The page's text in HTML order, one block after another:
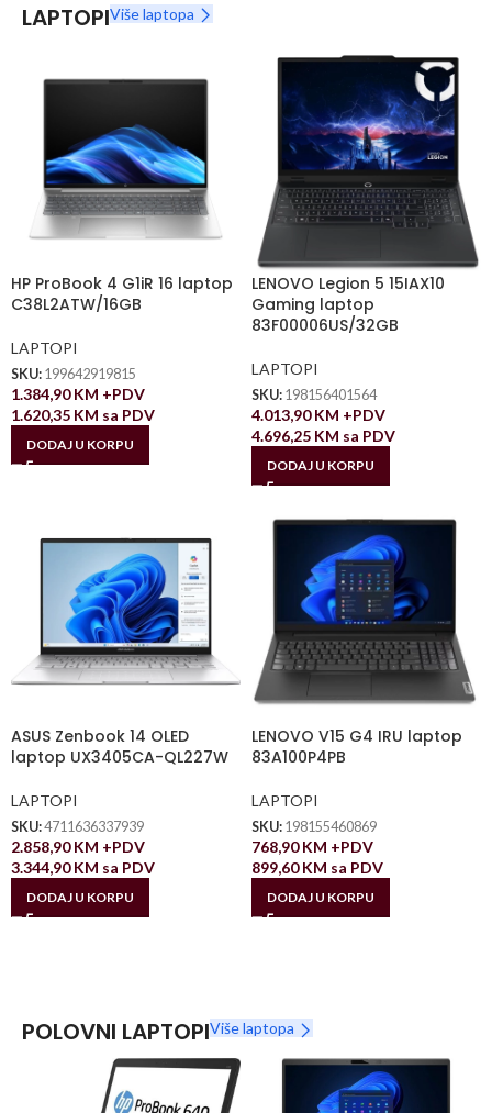
LAPTOPIViše laptopa
HP ProBook 4 G1iR 16 laptop
C38L2ATW/16GB
LAPTOPI
SKU: 199642919815
1.384,90KM +PDV
1.620,35 KM sa PDV
DODAJ U KORPU
LENOVO Legion 5 15IAX10
Gaming laptop
83F00006US/32GB
LAPTOPI
SKU: 198156401564
4.013,90KM +PDV
4.696,25 KM sa PDV
DODAJ U KORPU
ASUS Zenbook 14 OLED
laptop UX3405CA-QL227W
LAPTOPI
SKU:4711636337939
2.858,90KM +PDV
3.344,90KM sa PDV
DODAJ U KORPU
LENOVO V15 G4 IRU laptop
83A100P4PB
LAPTOPI
SKU: 198155460869
768,90KM +PDV
899,60KM sa PDV
DODAJ U KORPU
POLOVNI LAPTOPIViše laptopa